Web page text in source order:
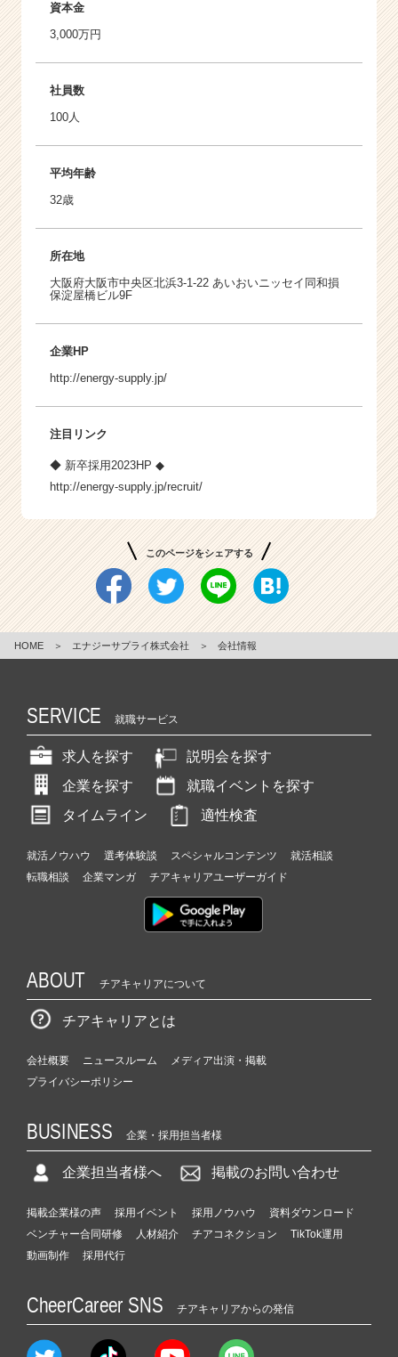
資本金
3,000万円
社員数
100人
平均年齢
32歳
所在地
大阪府大阪市中央区北浜3-1-22 あいおいニッセイ同和損
保淀屋橋ビル9F
企業HP
http://energy-supply.jp/
注目リンク
◆ 新卒採用2023HP ◆
http://energy-supply.jp/recruit/
このページをシェアする
HOME ＞ エナジーサプライ株式会社 ＞ 会社情報
SERVICE 就職サービス
求人を探す
説明会を探す
企業を探す
就職イベントを探す
タイムライン
適性検査
就活ノウハウ 選考体験談 スペシャルコンテンツ
就活相談
転職相談
企業マンガ チアキャリアユーザーガイド
ABOUT チアキャリアについて
チアキャリアとは
会社概要 ニュースルーム
メディア出演・掲載
プライバシーポリシー
BUSINESS 企業・採用担当者様
企業担当者様へ 掲載のお問い合わせ
掲載企業様の声 採用イベント 採用ノウハウ
資料ダウンロード
ベンチャー合同研修
人材紹介 チアコネクション
TikTok運用
動画制作
採用代行
CheerCareer SNS チアキャリアからの発信